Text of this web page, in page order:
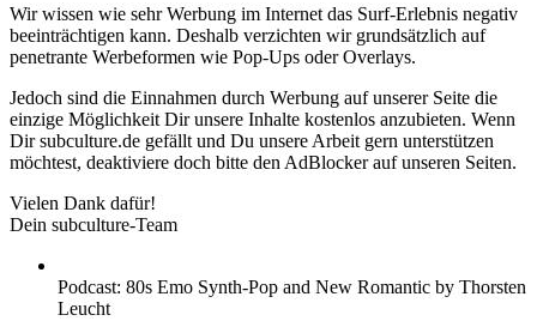
Wir wissen wie sehr Werbung im Internet das Surf-Erlebnis negativ
beeinträchtigen kann. Deshalb verzichten wir grundsätzlich auf
penetrante Werbeformen wie Pop-Ups oder Overlays.
Jedoch sind die Einnahmen durch Werbung auf unserer Seite die
einzige Möglichkeit Dir unsere Inhalte kostenlos anzubieten. Wenn
Dir subculture.de gefällt und Du unsere Arbeit gern unterstützen
möchtest, deaktiviere doch bitte den AdBlocker auf unseren Seiten.
Vielen Dank dafür!
Dein subculture-Team
Podcast: 80s Emo Synth-Pop and New Romantic by Thorsten
Leucht